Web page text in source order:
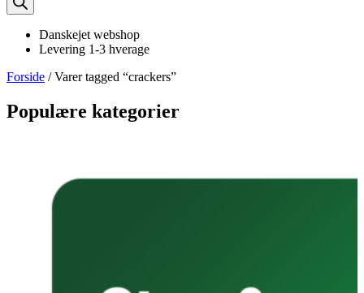
Danskejet webshop
Levering 1-3 hverage
Forside / Varer tagged “crackers”
Populære kategorier